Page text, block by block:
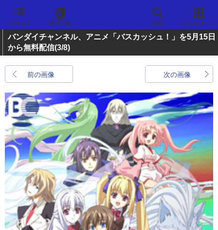
カテゴリ 過去記事 検索 Impressサイト
バンダイチャンネル、アニメ「バスカッシュ！」を5月15日
から無料配信(3/8)
前の画像 次の画像